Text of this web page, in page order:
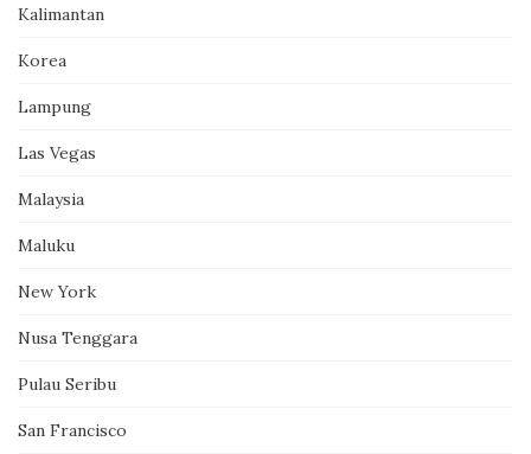
Kalimantan
Korea
Lampung
Las Vegas
Malaysia
Maluku
New York
Nusa Tenggara
Pulau Seribu
San Francisco